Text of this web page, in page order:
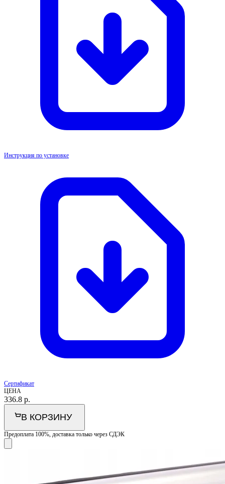
Инструкция по установке
Сертификат
ЦЕНА
336.8 р.
В КОРЗИНУ
Предоплата 100%, доставка только через СДЭК